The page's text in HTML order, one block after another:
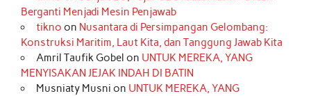
Berganti Menjadi Mesin Penjawab
tikno on Nusantara di Persimpangan Gelombang:
Konstruksi Maritim, Laut Kita, dan Tanggung Jawab Kita
Amril Taufik Gobel on UNTUK MEREKA, YANG
MENYISAKAN JEJAK INDAH DI BATIN
Musniaty Musni on UNTUK MEREKA, YANG